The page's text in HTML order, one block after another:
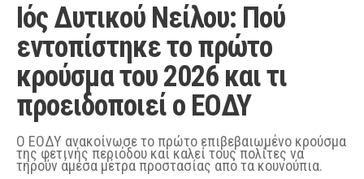
Ειδήσεις
Θέματα
Videos
Podcasts
Viral
Life
Ιός Δυτικού Νείλου: Πού
εντοπίστηκε το πρώτο
κρούσμα του 2026 και τι
προειδοποιεί ο ΕΟΔΥ
Ο ΕΟΔΥ ανακοίνωσε το πρώτο επιβεβαιωμένο κρούσμα
της φετινής περιόδου και καλεί τους πολίτες να
τηρούν άμεσα μέτρα προστασίας από τα κουνούπια.